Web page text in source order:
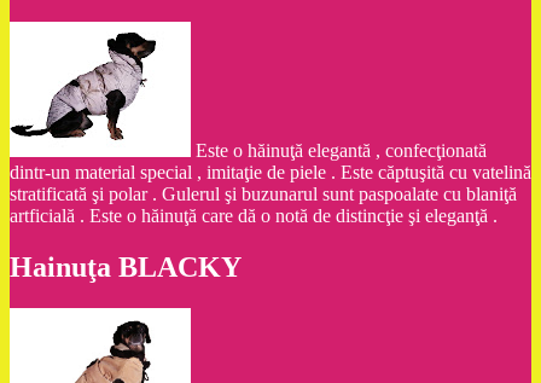
Este o hăinuţă elegantă , confecţionată
dintr-un material special , imitaţie de piele . Este căptuşită cu vatelină
stratificată şi polar . Gulerul şi buzunarul sunt paspoalate cu blaniţă
artficială . Este o hăinuţă care dă o notă de distincţie şi eleganţă .
Hainuţa BLACKY